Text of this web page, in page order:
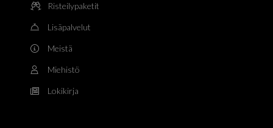
Risteilypaketit
Lisäpalvelut
Meistä
Miehistö
Lokikirja